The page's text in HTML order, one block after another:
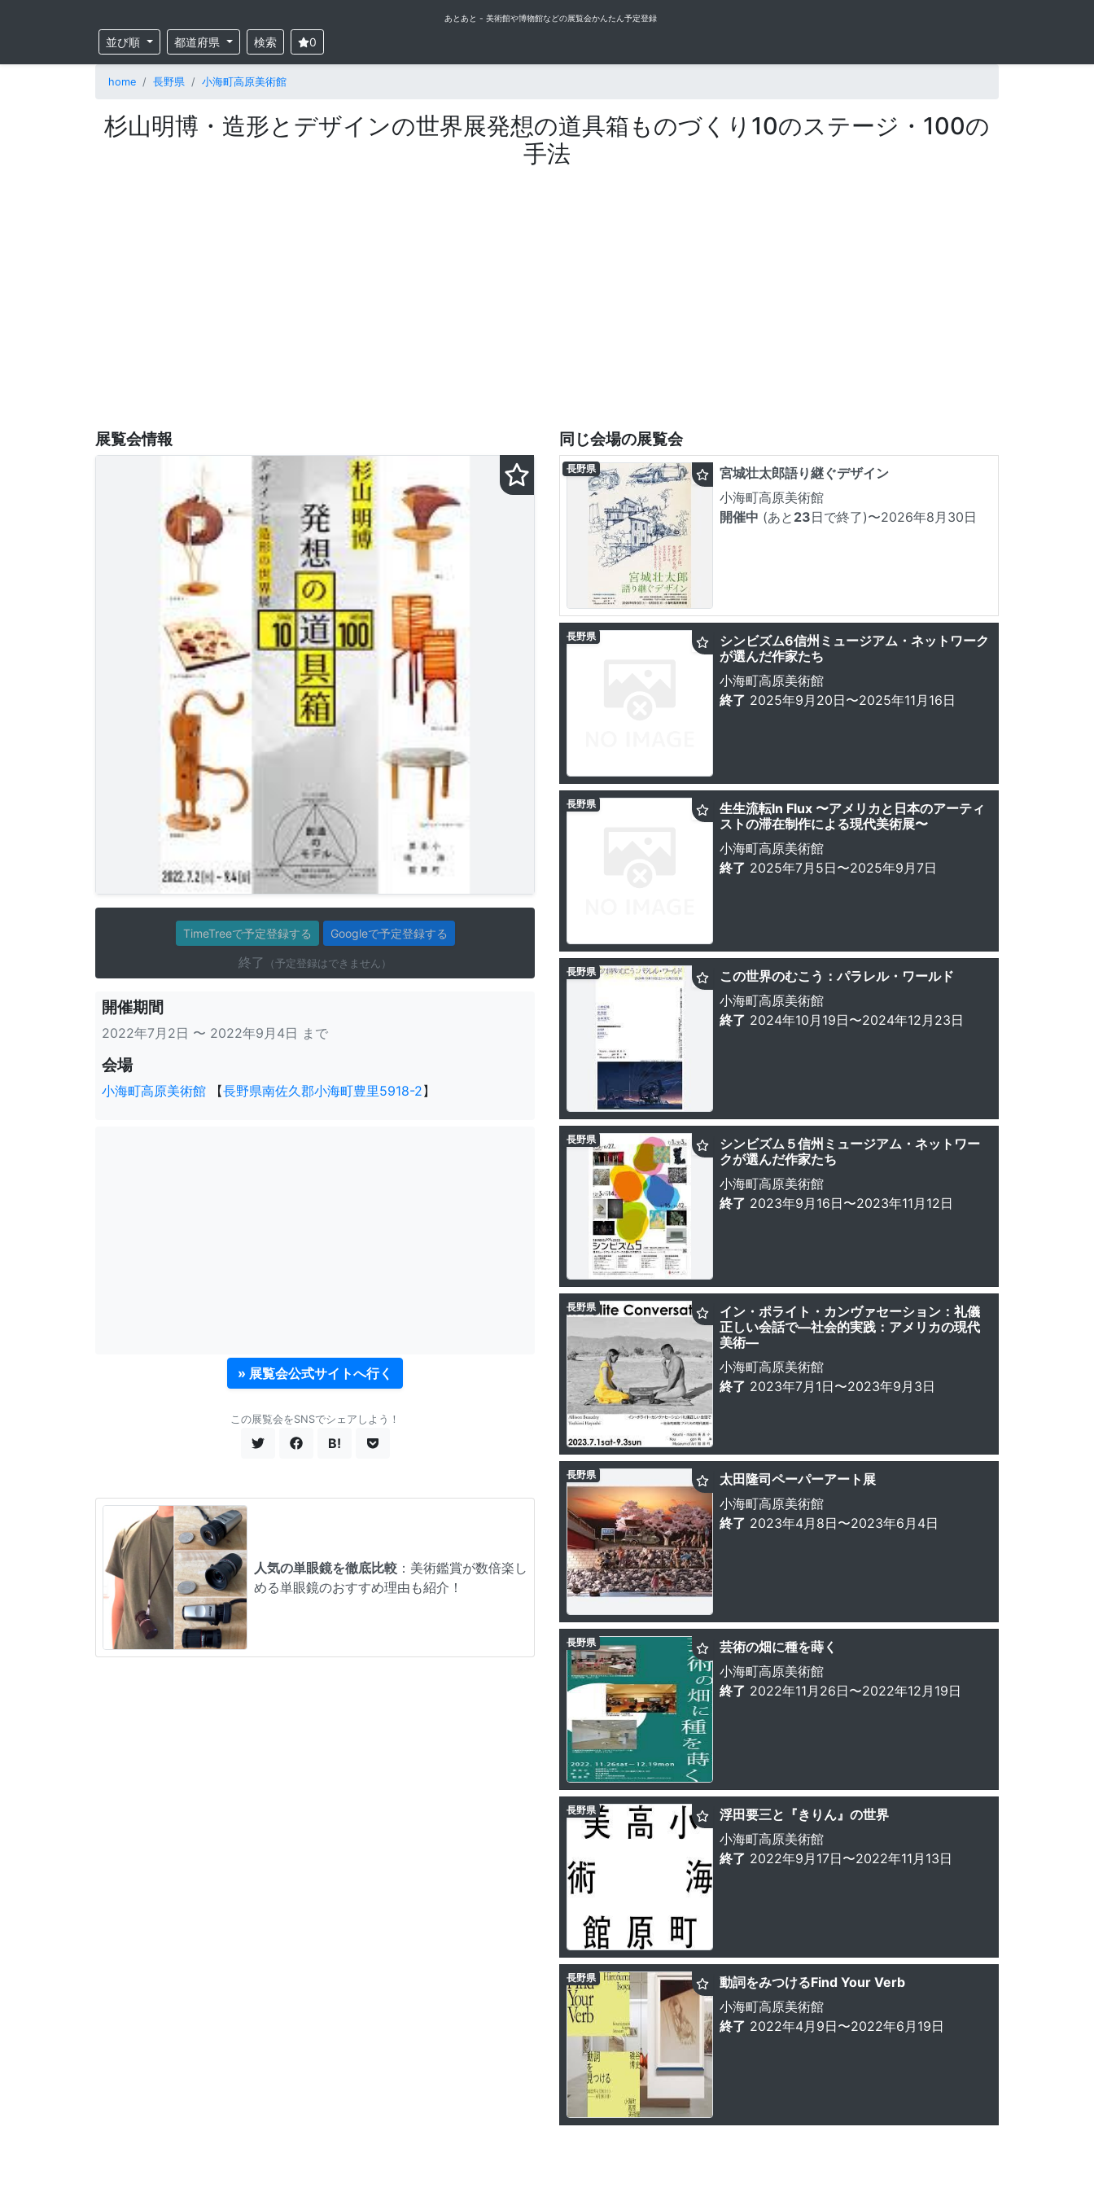
あとあと - 美術館や博物館などの展覧会かんたん予定登録
並び順 都道府県 検索 0
home 長野県 小海町高原美術館
杉山明博・造形とデザインの世界展発想の道具箱ものづくり10のステージ・100の
手法
展覧会情報
TimeTreeで予定登録する Googleで予定登録する
終了 （予定登録はできません）
開催期間
2022年7月2日 〜 2022年9月4日 まで
会場
小海町高原美術館 【長野県南佐久郡小海町豊里5918-2】
» 展覧会公式サイトへ行く
この展覧会をSNSでシェアしよう！
B!
人気の単眼鏡を徹底比較 ：美術鑑賞が数倍楽し
める単眼鏡のおすすめ理由も紹介！
同じ会場の展覧会
宮城壮太郎語り継ぐデザイン
小海町高原美術館
開催中 (あと 23日で終了)〜2026年8月30日
長野県
シンビズム6信州ミュージアム・ネットワーク
が選んだ作家たち
小海町高原美術館
終了 2025年9月20日〜2025年11月16日
長野県
生生流転In Flux 〜アメリカと日本のアーティ
ストの滞在制作による現代美術展〜
小海町高原美術館
終了 2025年7月5日〜2025年9月7日
長野県
この世界のむこう：パラレル・ワールド
小海町高原美術館
終了 2024年10月19日〜2024年12月23日
長野県
シンビズム５信州ミュージアム・ネットワー
クが選んだ作家たち
小海町高原美術館
終了 2023年9月16日〜2023年11月12日
長野県
イン・ポライト・カンヴァセーション：礼儀
正しい会話で—社会的実践：アメリカの現代
美術—
小海町高原美術館
終了 2023年7月1日〜2023年9月3日
長野県
太田隆司ペーパーアート展
小海町高原美術館
終了 2023年4月8日〜2023年6月4日
長野県
芸術の畑に種を蒔く
小海町高原美術館
終了 2022年11月26日〜2022年12月19日
長野県
浮田要三と『きりん』の世界
小海町高原美術館
終了 2022年9月17日〜2022年11月13日
長野県
動詞をみつけるFind Your Verb
小海町高原美術館
終了 2022年4月9日〜2022年6月19日
長野県